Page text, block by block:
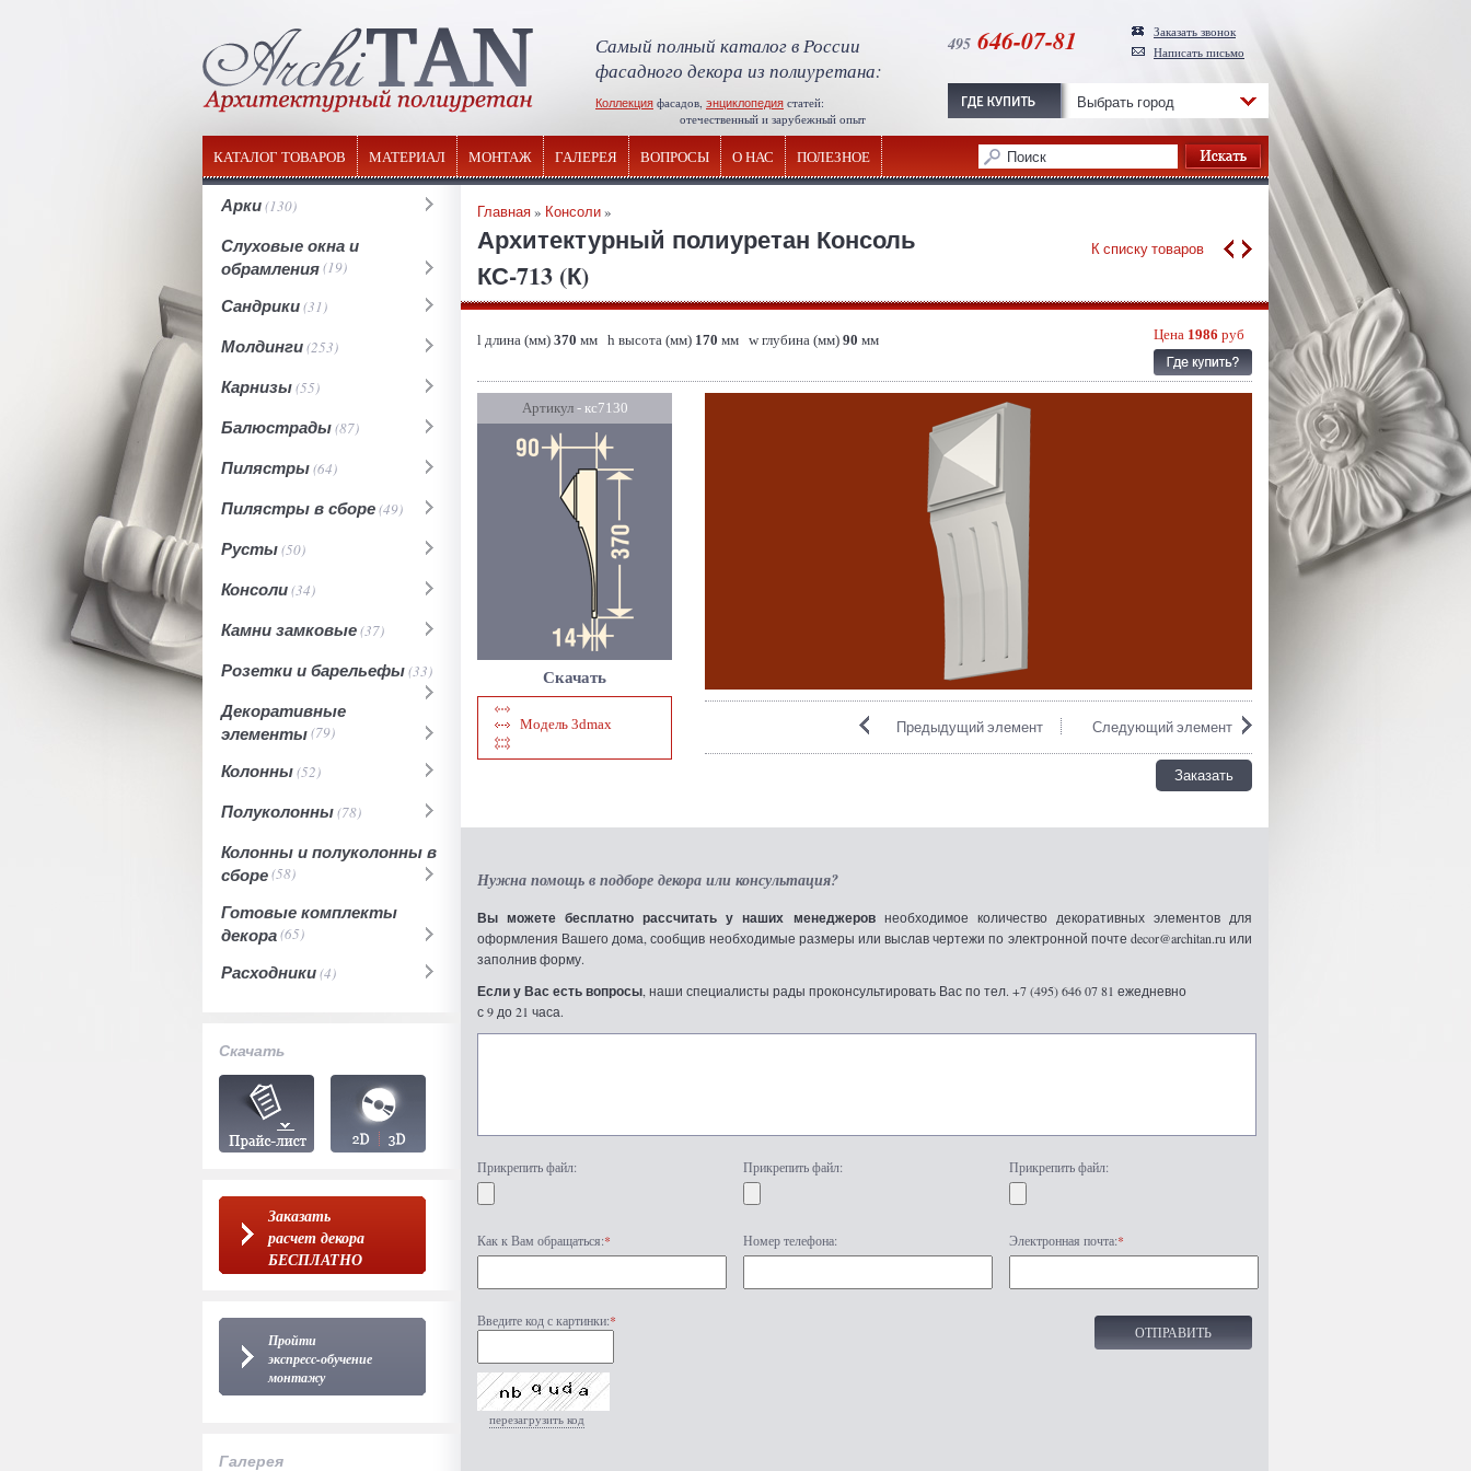
Самый полный каталог в России
фасадного декора из полиуретана:
Коллекция фасадов, энциклопедия статей:
отечественный и зарубежный опыт
495 646-07-81
Заказать звонок
Написать письмо
Выбрать город
КАТАЛОГ ТОВАРОВ МАТЕРИАЛ МОНТАЖ ГАЛЕРЕЯ ВОПРОСЫ О НАС ПОЛЕЗНОЕ
Арки(130)
Слуховые окна и
обрамления(19)
Сандрики(31)
Молдинги(253)
Карнизы(55)
Балюстрады(87)
Пилястры(64)
Пилястры в сборе(49)
Русты(50)
Консоли(34)
Камни замковые(37)
Розетки и барельефы(33)
Декоративные
элементы(79)
Колонны(52)
Полуколонны(78)
Колонны и полуколонны в
сборе(58)
Готовые комплекты
декора(65)
Расходники(4)
Скачать
Заказать
расчет декора
БЕСПЛАТНО
Пройти
экспресс-обучение
монтажу
Галерея
Главная» Консоли»
Архитектурный полиуретан Консоль
КС-713 (К)
К списку товаров
l длина (мм) 370 мм h высота (мм) 170 мм w глубина (мм) 90 мм Цена 1986 руб
Артикул- кс7130
Скачать
Модель 3dmax Следующий элемент
Предыдущий элемент
Заказать
Нужна помощь в подборе декора или консультация?
Вы можете бесплатно рассчитать у наших менеджеровнеобходимое количество декоративных элементов для
оформления Вашего дома, сообщив необходимые размеры или выслав чертежи по электронной почте decor@architan.ru или
заполнив форму.
Если у Вас есть вопросы , наши специалисты рады проконсультировать Вас по тел. +7 (495) 646 07 81 ежедневно
с 9 до 21 часа.
Прикрепить файл: Прикрепить файл: Прикрепить файл:
Как к Вам обращаться:* Номер телефона: Электронная почта:*
Введите код с картинки:*
перезагрузить код